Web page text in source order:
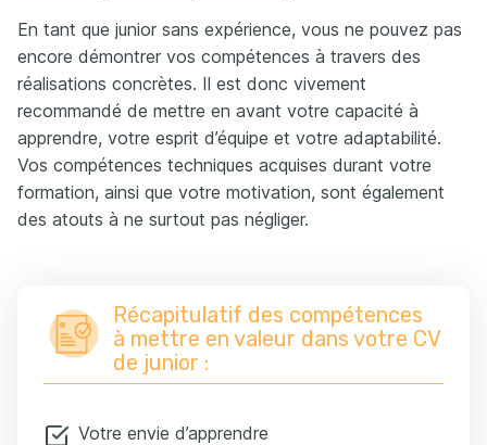
En tant que junior sans expérience, vous ne pouvez pas
encore démontrer vos compétences à travers des
réalisations concrètes. Il est donc vivement
recommandé de mettre en avant votre capacité à
apprendre, votre esprit d’équipe et votre adaptabilité.
Vos compétences techniques acquises durant votre
formation, ainsi que votre motivation, sont également
des atouts à ne surtout pas négliger.
Récapitulatif des compétences
à mettre en valeur dans votre CV
de junior :
Votre envie d’apprendre